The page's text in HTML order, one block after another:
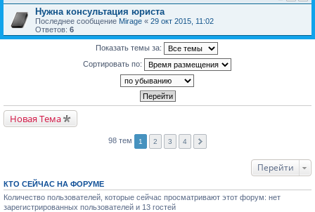
Нужна консультация юриста
Последнее сообщение Mirage « 29 окт 2015, 11:02
Ответов: 6
Показать темы за:
Сортировать по:
Новая Тема
98 тем 1 2 3 4
Перейти
КТО СЕЙЧАС НА ФОРУМЕ
Количество пользователей, которые сейчас просматривают этот форум: нет
зарегистрированных пользователей и 13 гостей